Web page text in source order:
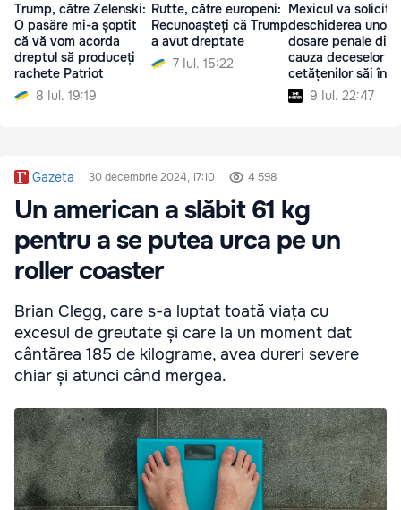
Trump, către Zelenski:
O pasăre mi-a șoptit
că vă vom acorda
dreptul să produceți
rachete Patriot
8 Iul. 19:19
Rutte, către europeni:
Recunoașteți că Trump
a avut dreptate
7 Iul. 15:22
Mexicul va solicita
deschiderea unor
dosare penale din
cauza deceselor
cetățenilor săi în
timpul reținerilor
9 Iul. 22:47
Gazeta 30 decembrie 2024, 17:10 4 598
Un american a slăbit 61 kg
pentru a se putea urca pe un
roller coaster
Brian Clegg, care s-a luptat toată viața cu
excesul de greutate și care la un moment dat
cântărea 185 de kilograme, avea dureri severe
chiar și atunci când mergea.